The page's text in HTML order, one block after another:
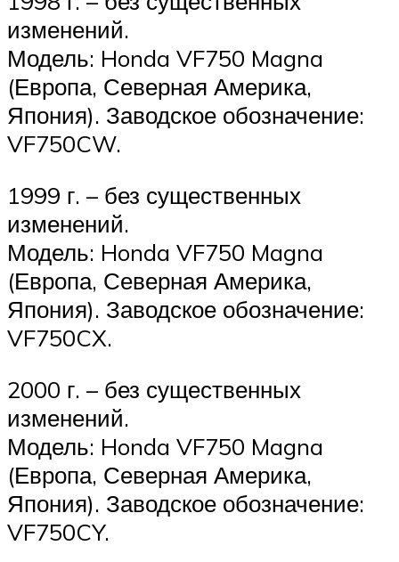
изменений.
Модель: Honda VF750 Magna
(Европа, Северная Америка,
Япония). Заводское обозначение:
VF750CW.
1999 г. – без существенных
изменений.
Модель: Honda VF750 Magna
(Европа, Северная Америка,
Япония). Заводское обозначение:
VF750CX.
2000 г. – без существенных
изменений.
Модель: Honda VF750 Magna
(Европа, Северная Америка,
Япония). Заводское обозначение:
VF750CY.